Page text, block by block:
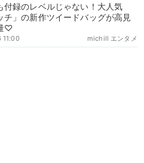
付録のレベルじゃない！大人気
チ」の新作ツイードバッグが高見
♡
michill エンタメ